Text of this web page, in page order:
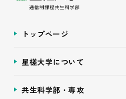
トップページ
星槎大学について
共生科学部・専攻